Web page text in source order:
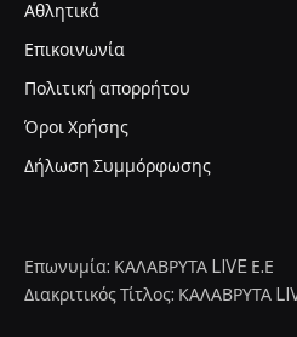
Αθλητικά
Επικοινωνία
Πολιτική απορρήτου
Όροι Χρήσης
Δήλωση Συμμόρφωσης
Επωνυμία: ΚΑΛΑΒΡΥΤΑ LIVE Ε.Ε
Διακριτικός Τίτλος: ΚΑΛΑΒΡΥΤΑ